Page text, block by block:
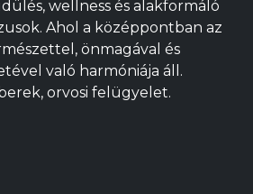
wellness és alakformáló
Ahol a középpontban az
önmagával és
való harmóniája áll.
orvosi felügyelet.